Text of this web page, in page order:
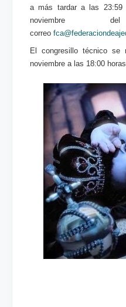
a más tardar a las 23:59
correo
El congresillo técnico
noviembre a las 18:00